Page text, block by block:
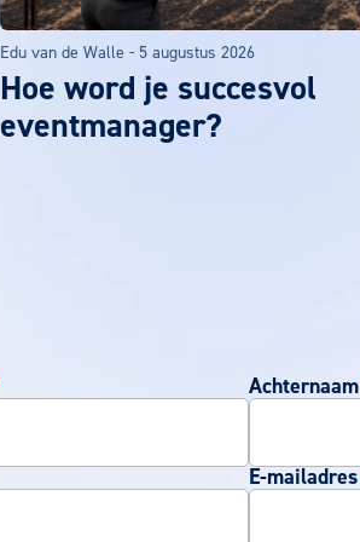
Edu van de Walle - 5 augustus 2026
Hoe word je succesvol
eventmanager?
Achternaam
E-mailadres